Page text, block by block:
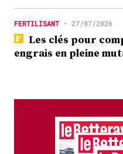
FERTILISANT • 27/07/2026
Les clés pour
engrais en pleine